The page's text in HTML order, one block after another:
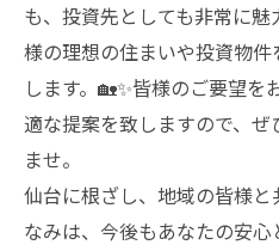
も、投資先としても非常に
様の理想の住まいや投資物
します。🏡✨皆様のご要望
適な提案を致しますので、
ませ。
仙台に根ざし、地域の皆様
なみは、今後もあなたの安